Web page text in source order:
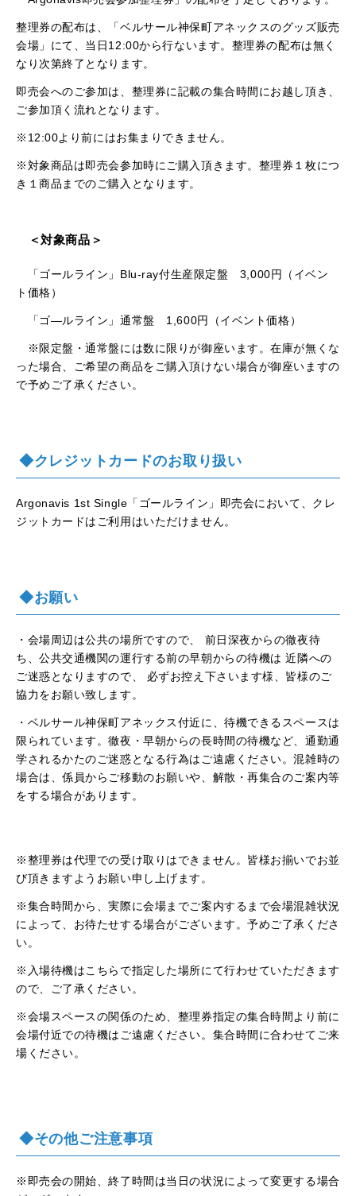
整理券の配布は、「ベルサール神保町アネックスのグッズ販売
会場」にて、当日12:00から行ないます。整理券の配布は無く
なり次第終了となります。
即売会へのご参加は、整理券に記載の集合時間にお越し頂き、
ご参加頂く流れとなります。
※12:00より前にはお集まりできません。
※対象商品は即売会参加時にご購入頂きます。整理券１枚につ
き１商品までのご購入となります。
＜対象商品＞
「ゴールライン」Blu-ray付生産限定盤 3,000円（イベン
ト価格）
「ゴ―ルライン」通常盤 1,600円（イベント価格）
※限定盤・通常盤には数に限りが御座います。在庫が無くな
った場合、ご希望の商品をご購入頂けない場合が御座いますの
で予めご了承ください。
◆クレジットカードのお取り扱い
Argonavis 1st Single「ゴールライン」即売会において、クレ
ジットカードはご利用はいただけません。
◆お願い
・会場周辺は公共の場所ですので、 前日深夜からの徹夜待
ち、公共交通機関の運行する前の早朝からの待機は 近隣への
ご迷惑となりますので、 必ずお控え下さいます様、皆様のご
協力をお願い致します。
・ベルサール神保町アネックス付近に、待機できるスペースは
限られています。徹夜・早朝からの長時間の待機など、通勤通
学されるかたのご迷惑となる行為はご遠慮ください。混雑時の
場合は、係員からご移動のお願いや、解散・再集合のご案内等
をする場合があります。
※整理券は代理での受け取りはできません。皆様お揃いでお並
び頂きますようお願い申し上げます。
※集合時間から、実際に会場までご案内するまで会場混雑状況
によって、お待たせする場合がございます。予めご了承くださ
い。
※入場待機はこちらで指定した場所にて行わせていただきます
ので、ご了承ください。
※会場スペースの関係のため、整理券指定の集合時間より前に
会場付近での待機はご遠慮ください。集合時間に合わせてご来
場ください。
◆その他ご注意事項
※即売会の開始、終了時間は当日の状況によって変更する場合